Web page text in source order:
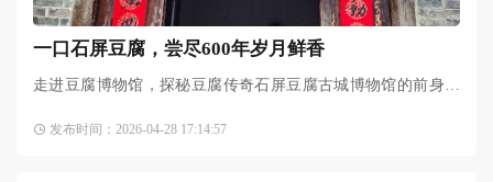
一口石屏豆腐，尝尽600年岁月鲜香
走进豆腐博物馆，探秘豆腐传奇石屏豆腐古城博物馆的前身是
大字格外醒目。馆内以
发布时间：2026-04-28 17:14:57